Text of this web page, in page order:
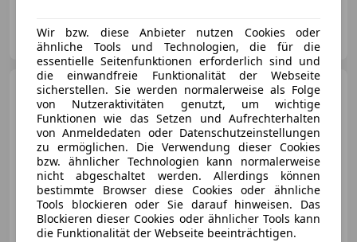
Porsche Inter Auto GmbH & Co KG
AT-1230 Wien
Porsche 991911 991.1
Carrera Coupe Sport
Chrono,PASM,PTV P...
€ 92 900
Wir bzw. diese Anbieter nutzen Cookies oder
ähnliche Tools und Technologien, die für die
essentielle Seitenfunktionen erforderlich sind und
die einwandfreie Funktionalität der Webseite
sicherstellen. Sie werden normalerweise als Folge
von Nutzeraktivitäten genutzt, um wichtige
Funktionen wie das Setzen und Aufrechterhalten
von Anmeldedaten oder Datenschutzeinstellungen
zu ermöglichen. Die Verwendung dieser Cookies
bzw. ähnlicher Technologien kann normalerweise
nicht abgeschaltet werden. Allerdings können
bestimmte Browser diese Cookies oder ähnliche
Tools blockieren oder Sie darauf hinweisen. Das
Blockieren dieser Cookies oder ähnlicher Tools kann
die Funktionalität der Webseite beeinträchtigen.